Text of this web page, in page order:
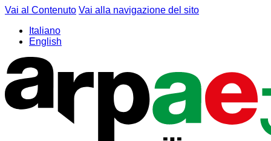
Vai al Contenuto Vai alla navigazione del sito
Italiano
English